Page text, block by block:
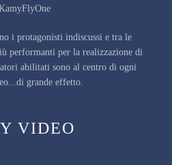
i protagonisti indiscussi e tra le
performanti per la realizzazione di
abilitati sono al centro di ogni
grande effetto.
VIDEO